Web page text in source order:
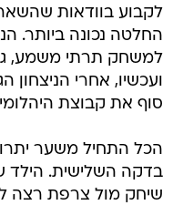
לקבוע בוודאות
החלטה נכונה ביותר.
למשחק תרתי משמע,
ועכשיו, אחרי
סוף את קבוצת
הכל התחיל משער
בדקה השלישית. הילד
שיחק מול צרפת רצה